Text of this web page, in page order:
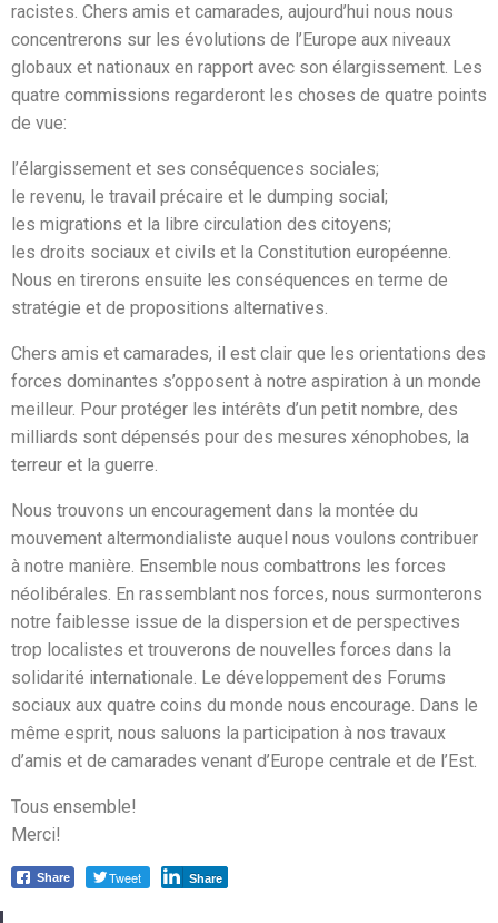
racistes. Chers amis et camarades, aujourd’hui nous nous
concentrerons sur les évolutions de l’Europe aux niveaux
globaux et nationaux en rapport avec son élargissement. Les
quatre commissions regarderont les choses de quatre points
de vue:
l’élargissement et ses conséquences sociales;
le revenu, le travail précaire et le dumping social;
les migrations et la libre circulation des citoyens;
les droits sociaux et civils et la Constitution européenne.
Nous en tirerons ensuite les conséquences en terme de
stratégie et de propositions alternatives.
Chers amis et camarades, il est clair que les orientations des
forces dominantes s’opposent à notre aspiration à un monde
meilleur. Pour protéger les intérêts d’un petit nombre, des
milliards sont dépensés pour des mesures xénophobes, la
terreur et la guerre.
Nous trouvons un encouragement dans la montée du
mouvement altermondialiste auquel nous voulons contribuer
à notre manière. Ensemble nous combattrons les forces
néolibérales. En rassemblant nos forces, nous surmonterons
notre faiblesse issue de la dispersion et de perspectives
trop localistes et trouverons de nouvelles forces dans la
solidarité internationale. Le développement des Forums
sociaux aux quatre coins du monde nous encourage. Dans le
même esprit, nous saluons la participation à nos travaux
d’amis et de camarades venant d’Europe centrale et de l’Est.
Tous ensemble!
Merci!
Share Tweet Share